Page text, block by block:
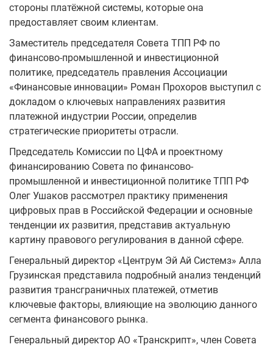
стороны платёжной системы, которые она
предоставляет своим клиентам.
Заместитель председателя Совета ТПП РФ по
финансово-промышленной и инвестиционной
политике, председатель правления Ассоциации
«Финансовые инновации» Роман Прохоров выступил с
докладом о ключевых направлениях развития
платежной индустрии России, определив
стратегические приоритеты отрасли.
Председатель Комиссии по ЦФА и проектному
финансированию Совета по финансово-
промышленной и инвестиционной политике ТПП РФ
Олег Ушаков рассмотрел практику применения
цифровых прав в Российской Федерации и основные
тенденции их развития, представив актуальную
картину правового регулирования в данной сфере.
Генеральный директор «Центрум Эй Ай Системз» Алла
Грузинская представила подробный анализ тенденций
развития трансграничных платежей, отметив
ключевые факторы, влияющие на эволюцию данного
сегмента финансового рынка.
Генеральный директор АО «Транскрипт», член Совета